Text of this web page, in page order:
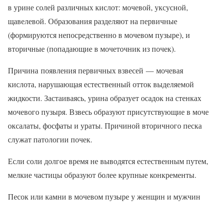
в урине солей различных кислот: мочевой, уксусной,
щавелевой. Образования разделяют на первичные
(формируются непосредственно в мочевом пузыре), и
вторичные (попадающие в мочеточник из почек).
Причина появления первичных взвесей — мочевая
кислота, нарушающая естественный отток выделяемой
жидкости. Застаиваясь, урина образует осадок на стенках
мочевого пузыря. Взвесь образуют присутствующие в моче
оксалаты, фосфаты и ураты. Причиной вторичного песка
служат патологии почек.
Если соли долгое время не выводятся естественным путем,
мелкие частицы образуют более крупные конкременты.
Песок или камни в мочевом пузыре у женщин и мужчин